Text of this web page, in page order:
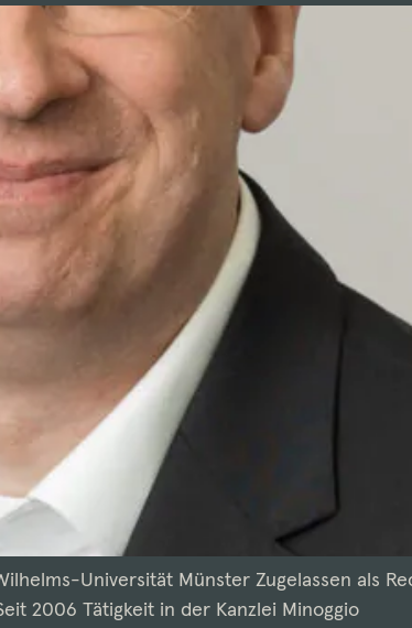
Universität Münster Zugelassen als
2006 Tätigkeit in der Kanzlei Minoggio